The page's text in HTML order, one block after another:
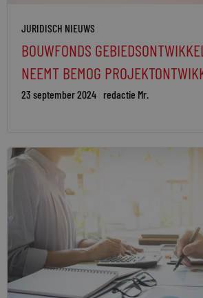
JURIDISCH NIEUWS
BOUWFONDS
NEEMT BEMOG
23 september 2024 redactie Mr.